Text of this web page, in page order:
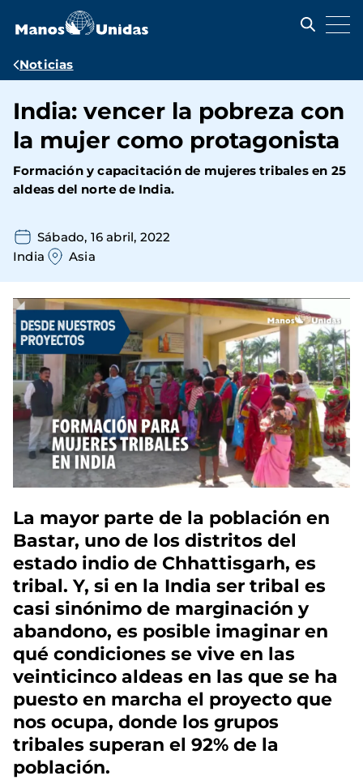
contenido
Ruta
navegación
Noticias
India: vencer la pobreza con
la mujer como protagonista
Formación y capacitación de mujeres tribales en 25
aldeas del norte de India.
Sábado, 16 abril, 2022
India
Asia
La mayor parte de la población en
Bastar, uno de los distritos del
estado indio de Chhattisgarh, es
tribal. Y, si en la India ser tribal es
casi sinónimo de marginación y
abandono, es posible imaginar en
qué condiciones se vive en las
veinticinco aldeas en las que se ha
puesto en marcha el proyecto que
nos ocupa, donde los grupos
tribales superan el 92% de la
población.